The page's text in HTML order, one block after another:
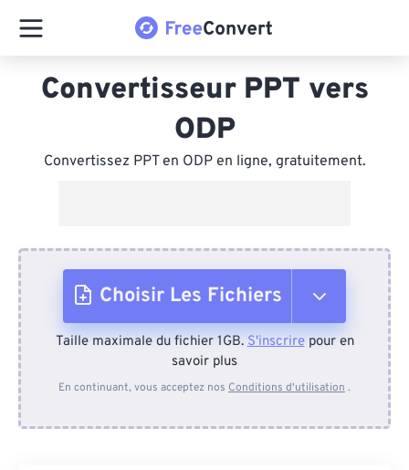
Convertisseur PPT vers
ODP
Convertissez PPT en ODP en ligne, gratuitement.
Choisir Les Fichiers
Depuis l'appareil
Taille maximale du fichier 1GB.S'inscrirepour en
savoir plus
En continuant, vous acceptez nos Conditions d'utilisation .